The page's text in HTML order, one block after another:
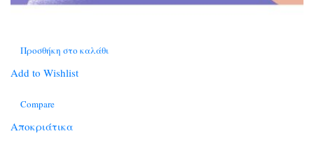
Προσθήκη στο καλάθι
Add to Wishlist
Compare
Αποκριάτικα